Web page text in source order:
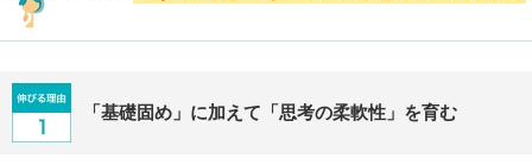
「基礎固め」に加えて「思考の柔軟性」を育む